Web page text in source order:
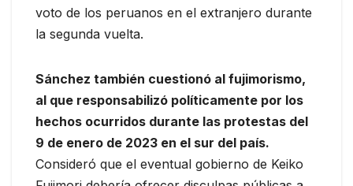
voto de los peruanos en el extranjero durante
la segunda vuelta.
Sánchez también cuestionó al fujimorismo,
al que responsabilizó políticamente por los
hechos ocurridos durante las protestas del
9 de enero de 2023 en el sur del país.
Consideró que el eventual gobierno de Keiko